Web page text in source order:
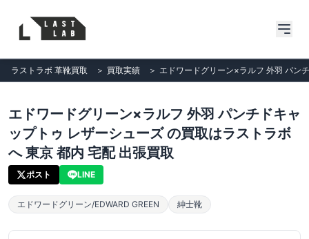
ラストラボ 革靴買取 ＞ 買取実績 ＞ エドワードグリーン×ラルフ 外羽 パン
エドワードグリーン×ラルフ 外羽 パンチドキャ
ップトゥ レザーシューズ の買取はラストラボ
へ 東京 都内 宅配 出張買取
ポスト LINE
エドワードグリーン/EDWARD GREEN 紳士靴